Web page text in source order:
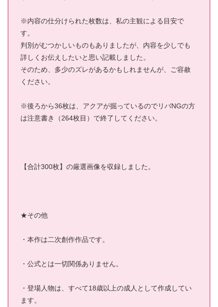
※内容の仕分けられた枚数は、私の主観による目安で
す。
判別がむつかしいものもありましたが、内容を少しでも
詳しくお伝えしたいと思い記載しました。
そのため、多少のズレがあるかもしれませんが、ご容赦
ください。
※後ろから36枚は、アクアが掘っているのでリバNGの方
は注意書き（264枚目）で終了してください。
【合計300枚】の厳選画像を収録しました。
★その他
・本作は二次創作作品です。
・公式とは一切関係ありません。
・登場人物は、すべて18歳以上の成人として作成してい
ます。